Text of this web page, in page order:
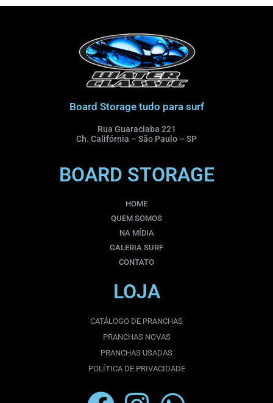
Board Storage tudo para surf
Rua Guaraciaba 221
Ch. Califórnia – São Paulo – SP
BOARD STORAGE
HOME
QUEM SOMOS
NA MÍDIA
GALERIA SURF
CONTATO
LOJA
CATÁLOGO DE PRANCHAS
PRANCHAS NOVAS
PRANCHAS USADAS
POLÍTICA DE PRIVACIDADE